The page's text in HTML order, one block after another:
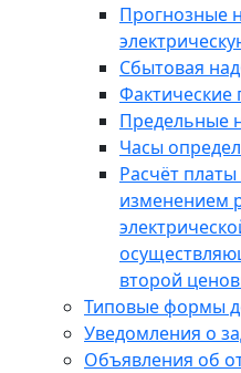
Прогнозные
Сбытовая
Предельные
Часы
Расчёт
изменением
второй
Типовые формы
Уведомления о
Объявления об